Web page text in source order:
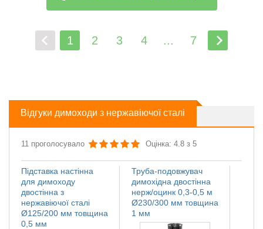
1 2 3 4 ... 7
Відгуки димоходи з нержавіючої сталі
11 проголосувало Оцінка: 4.8 з 5
Труба-подовжувач
димохідна двостінна
нерж/оцинк 0,3-0,5 м
Ø230/300 мм товщина
1 мм
Підставка настінна
для димоходу
двостінна з
нержавіючої сталі
Ø125/200 мм товщина
0,5 мм